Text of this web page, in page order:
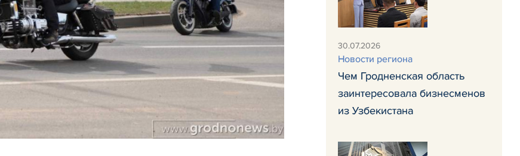
30.07.2026
Новости региона
Чем Гродненская область
заинтересовала бизнесменов
из Узбекистана